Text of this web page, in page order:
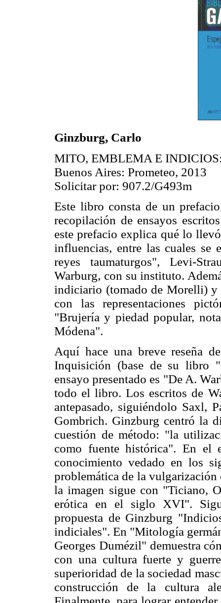
Ginzburg, Carlo
MITO, EMBLEMA E
Buenos Aires: Prometeo, 2013
Solicitar por: 907.2/G493m
Este libro consta de un
recopilación de ensayos
este prefacio explica qué lo
influencias, entre las cuales
reyes taumaturgos", Levi-
Warburg, con su instituto.
indiciario (tomado de Morelli) y
con las representaciones
"Brujería y piedad popular,
Módena".
Aquí hace una breve reseña
Inquisición (base de su libro
ensayo presentado es "De A.
todo el libro. Los escritos de
antepasado, siguiéndolo Saxl,
Gombrich. Ginzburg centró la
cuestión de método: "la
como fuente histórica". En
conocimiento vedado en los
problemática de la
la imagen sigue con "Ticiano,
erótica en el siglo XVI".
propuesta de Ginzburg
indiciales". En "Mitología
Georges Dumézil" demuestra
con una cultura fuerte y
superioridad de la sociedad
construcción de la cultura